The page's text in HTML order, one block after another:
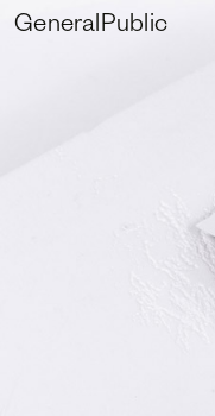
GeneralPublic